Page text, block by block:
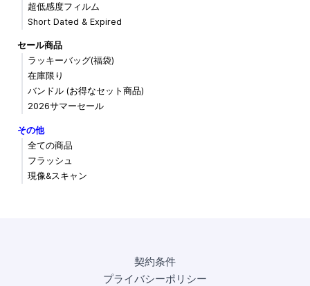
超低感度フィルム
Short Dated & Expired
セール商品
ラッキーバッグ(福袋)
在庫限り
バンドル (お得なセット商品)
2026サマーセール
その他
全ての商品
フラッシュ
現像&スキャン
契約条件
プライバシーポリシー